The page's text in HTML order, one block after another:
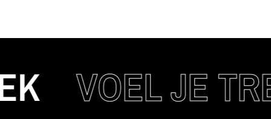
VOEL JE